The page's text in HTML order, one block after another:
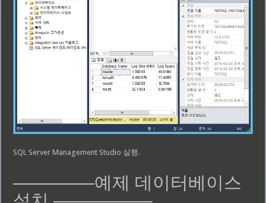
SQL Server Management Studio 실행.
————–예제 데이터베이스